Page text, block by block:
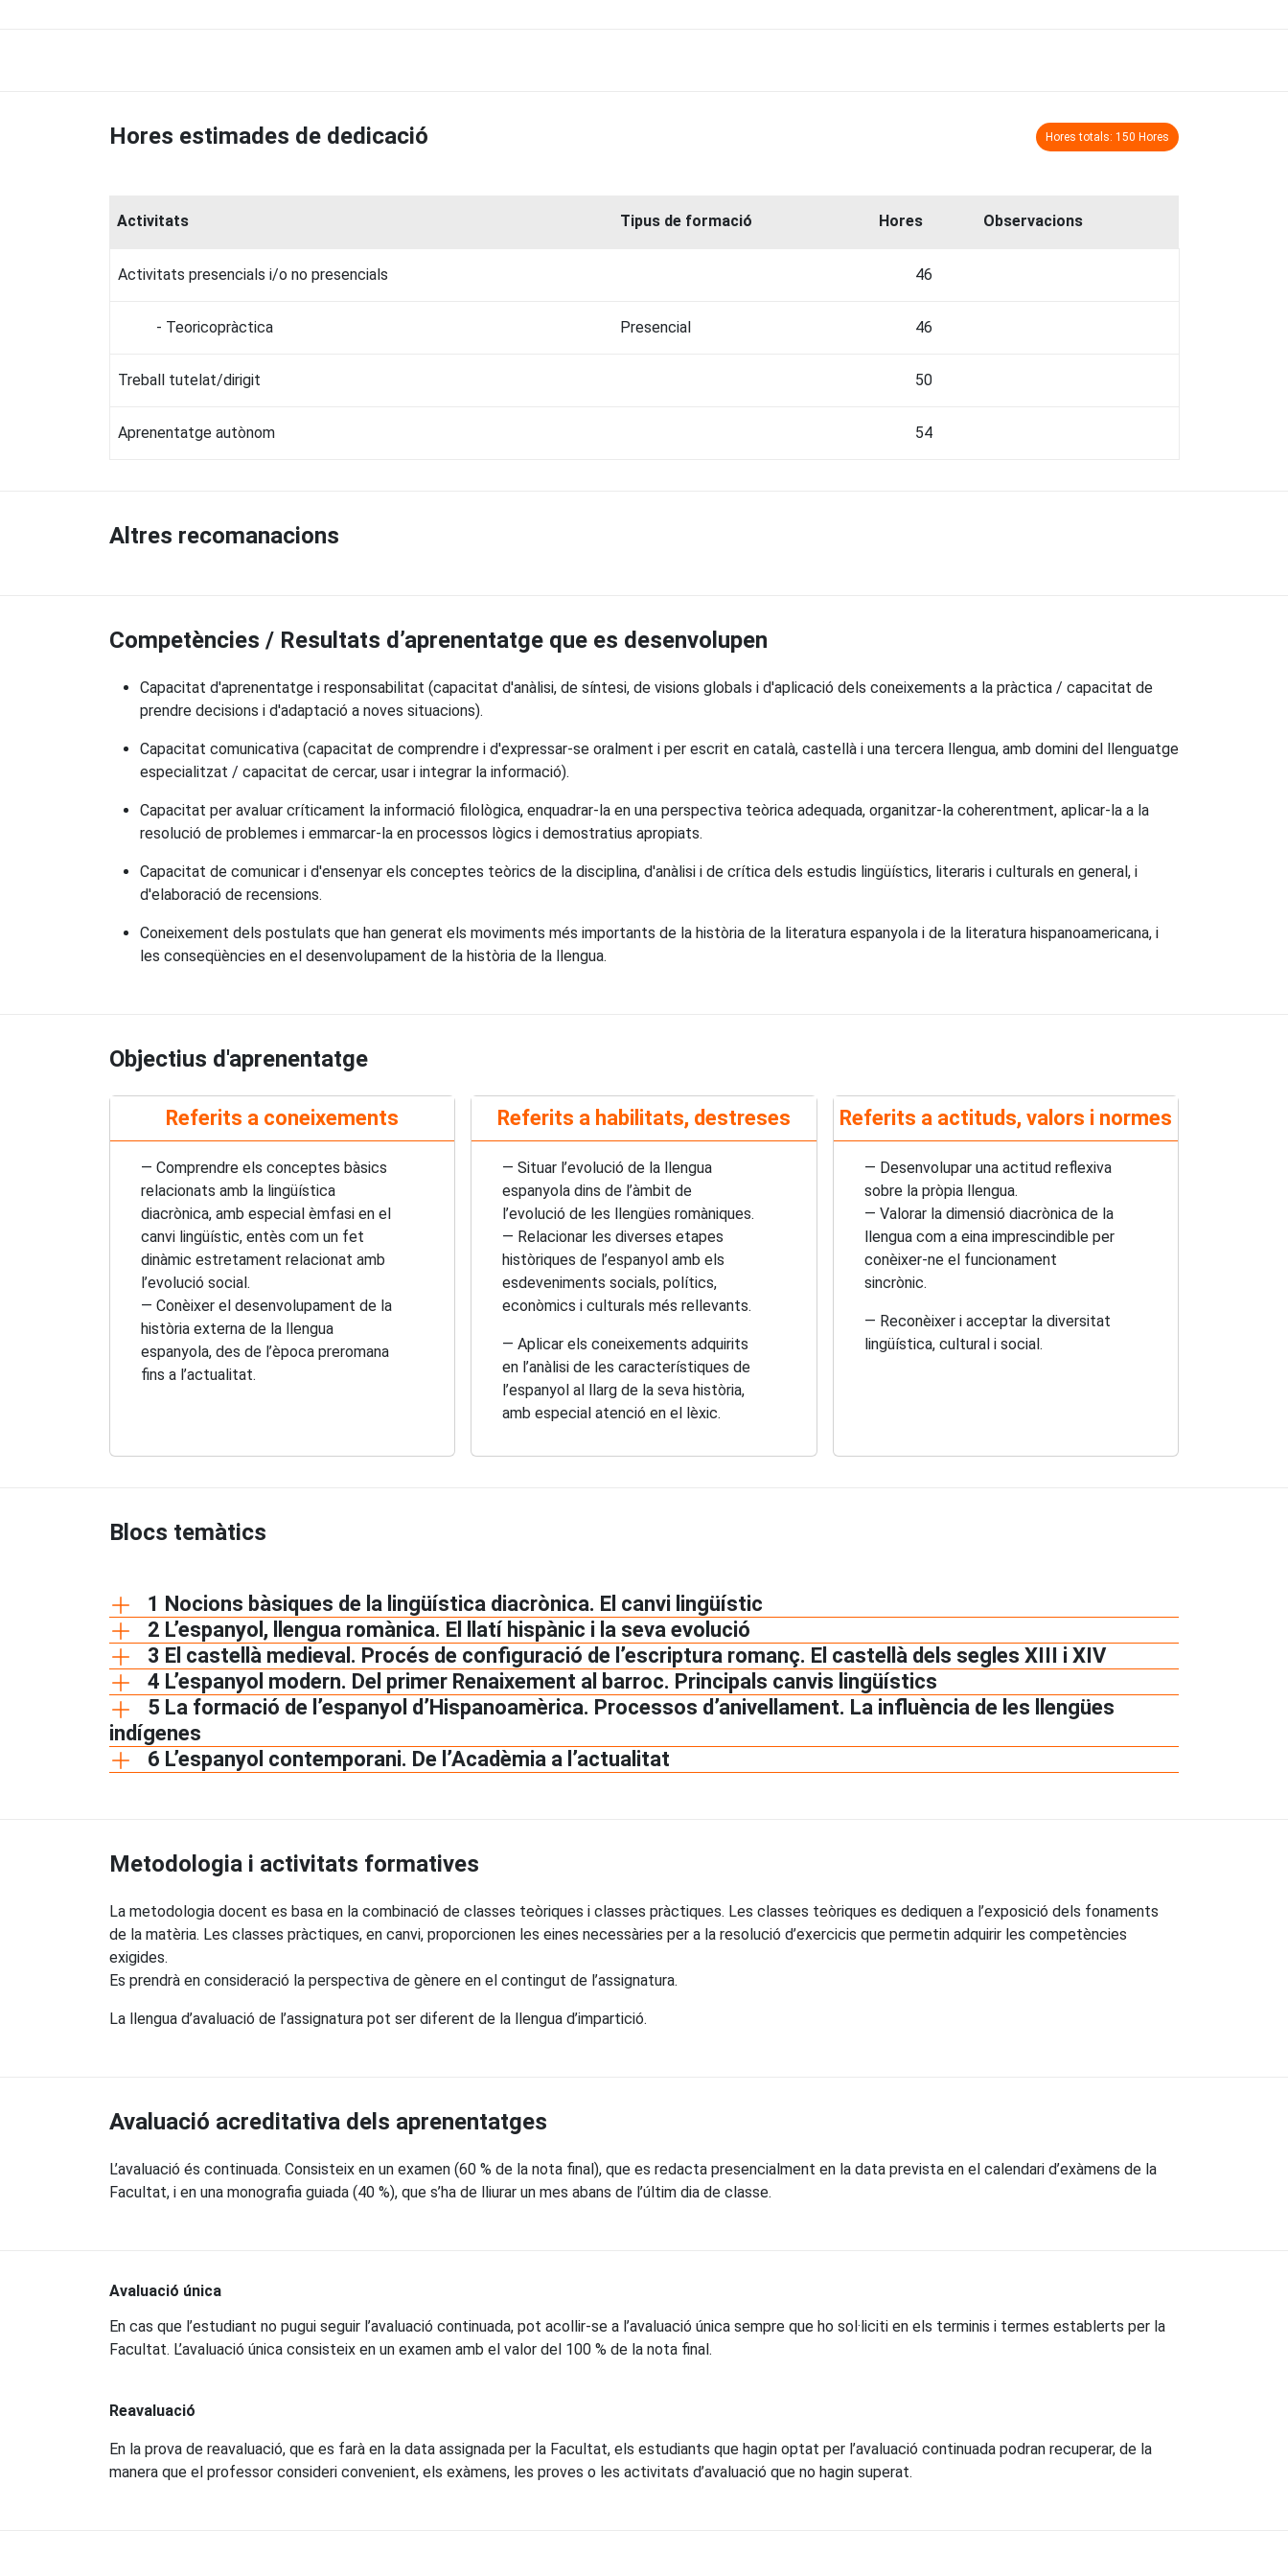
Hores estimades de dedicació Hores totals: 150 Hores
Activitats Tipus de formació Hores Observacions
Activitats presencials i/o no presencials 46
- Teoricopràctica Presencial 46
Treball tutelat/dirigit 50
Aprenentatge autònom 54
Altres recomanacions
Competències / Resultats d’aprenentatge que es desenvolupen
Capacitat d'aprenentatge i responsabilitat (capacitat d'anàlisi, de síntesi, de visions globals i d'aplicació dels coneixements a la pràctica / capacitat de
prendre decisions i d'adaptació a noves situacions).
Capacitat comunicativa (capacitat de comprendre i d'expressar-se oralment i per escrit en català, castellà i una tercera llengua, amb domini del llenguatge
especialitzat / capacitat de cercar, usar i integrar la informació).
Capacitat per avaluar críticament la informació filològica, enquadrar-la en una perspectiva teòrica adequada, organitzar-la coherentment, aplicar-la a la
resolució de problemes i emmarcar-la en processos lògics i demostratius apropiats.
Capacitat de comunicar i d'ensenyar els conceptes teòrics de la disciplina, d'anàlisi i de crítica dels estudis lingüístics, literaris i culturals en general, i
d'elaboració de recensions.
Coneixement dels postulats que han generat els moviments més importants de la història de la literatura espanyola i de la literatura hispanoamericana, i
les conseqüències en el desenvolupament de la història de la llengua.
Objectius d'aprenentatge
Referits a coneixements
— Comprendre els conceptes bàsics
relacionats amb la lingüística
diacrònica, amb especial èmfasi en el
canvi lingüístic, entès com un fet
dinàmic estretament relacionat amb
l’evolució social.
— Conèixer el desenvolupament de la
història externa de la llengua
espanyola, des de l’època preromana
fins a l’actualitat.
Referits a habilitats, destreses
— Situar l’evolució de la llengua
espanyola dins de l’àmbit de
l’evolució de les llengües romàniques.
— Relacionar les diverses etapes
històriques de l’espanyol amb els
esdeveniments socials, polítics,
econòmics i culturals més rellevants.
— Aplicar els coneixements adquirits
en l’anàlisi de les característiques de
l’espanyol al llarg de la seva història,
amb especial atenció en el lèxic.
Referits a actituds, valors i normes
— Desenvolupar una actitud reflexiva
sobre la pròpia llengua.
— Valorar la dimensió diacrònica de la
llengua com a eina imprescindible per
conèixer-ne el funcionament
sincrònic.
— Reconèixer i acceptar la diversitat
lingüística, cultural i social.
Blocs temàtics
1 Nocions bàsiques de la lingüística diacrònica. El canvi lingüístic
2 L’espanyol, llengua romànica. El llatí hispànic i la seva evolució
3 El castellà medieval. Procés de configuració de l’escriptura romanç. El castellà dels segles XIII i XIV
4 L’espanyol modern. Del primer Renaixement al barroc. Principals canvis lingüístics
5 La formació de l’espanyol d’Hispanoamèrica. Processos d’anivellament. La influència de les llengües
indígenes
6 L’espanyol contemporani. De l’Acadèmia a l’actualitat
Metodologia i activitats formatives
La metodologia docent es basa en la combinació de classes teòriques i classes pràctiques. Les classes teòriques es dediquen a l’exposició dels fonaments
de la matèria. Les classes pràctiques, en canvi, proporcionen les eines necessàries per a la resolució d’exercicis que permetin adquirir les competències
exigides.
Es prendrà en consideració la perspectiva de gènere en el contingut de l’assignatura.
La llengua d’avaluació de l’assignatura pot ser diferent de la llengua d’impartició.
Avaluació acreditativa dels aprenentatges
L’avaluació és continuada. Consisteix en un examen (60 % de la nota final), que es redacta presencialment en la data prevista en el calendari d’exàmens de la
Facultat, i en una monografia guiada (40 %), que s’ha de lliurar un mes abans de l’últim dia de classe.
Avaluació única
En cas que l’estudiant no pugui seguir l’avaluació continuada, pot acollir-se a l’avaluació única sempre que ho sol·liciti en els terminis i termes establerts per la
Facultat. L’avaluació única consisteix en un examen amb el valor del 100 % de la nota final.
Reavaluació
En la prova de reavaluació, que es farà en la data assignada per la Facultat, els estudiants que hagin optat per l’avaluació continuada podran recuperar, de la
manera que el professor consideri convenient, els exàmens, les proves o les activitats d’avaluació que no hagin superat.